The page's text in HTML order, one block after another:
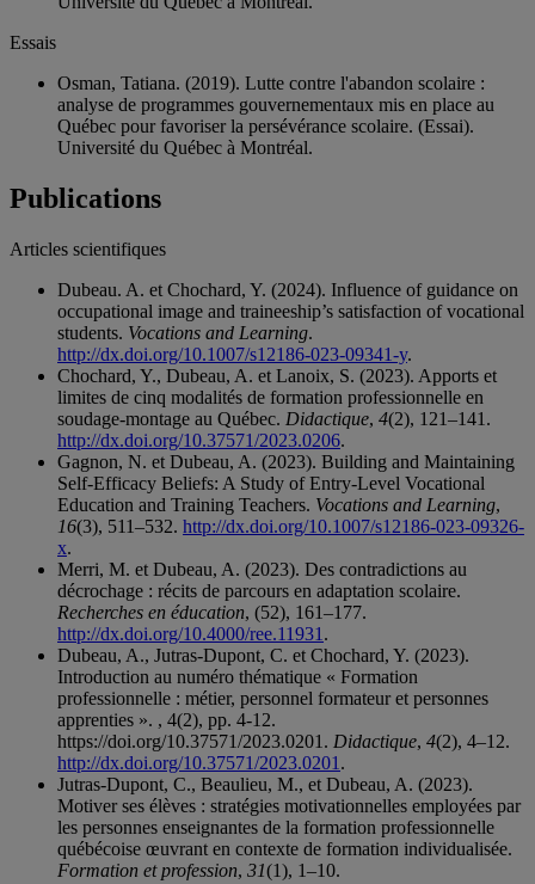
Essais
Osman, Tatiana. (2019). Lutte contre l'abandon scolaire :
analyse de programmes gouvernementaux mis en place au
Québec pour favoriser la persévérance scolaire. (Essai).
Université du Québec à Montréal.
Publications
Articles scientifiques
Dubeau. A. et Chochard, Y. (2024). Influence of guidance on
occupational image and traineeship’s satisfaction of vocational
students. Vocations and Learning.
http://dx.doi.org/10.1007/s12186-023-09341-y.
Chochard, Y., Dubeau, A. et Lanoix, S. (2023). Apports et
limites de cinq modalités de formation professionnelle en
soudage-montage au Québec. Didactique, 4(2), 121–141.
http://dx.doi.org/10.37571/2023.0206.
Gagnon, N. et Dubeau, A. (2023). Building and Maintaining
Self-Efficacy Beliefs: A Study of Entry-Level Vocational
Education and Training Teachers. Vocations and Learning,
16(3), 511–532. http://dx.doi.org/10.1007/s12186-023-09326-
x.
Merri, M. et Dubeau, A. (2023). Des contradictions au
décrochage : récits de parcours en adaptation scolaire.
Recherches en éducation, (52), 161–177.
http://dx.doi.org/10.4000/ree.11931 .
Dubeau, A., Jutras-Dupont, C. et Chochard, Y. (2023).
Introduction au numéro thématique « Formation
professionnelle : métier, personnel formateur et personnes
apprenties ». , 4(2), pp. 4-12.
https://doi.org/10.37571/2023.0201. Didactique, 4(2), 4–12.
http://dx.doi.org/10.37571/2023.0201 .
Jutras-Dupont, C., Beaulieu, M., et Dubeau, A. (2023).
Motiver ses élèves : stratégies motivationnelles employées par
les personnes enseignantes de la formation professionnelle
québécoise œuvrant en contexte de formation individualisée.
Formation et profession, 31(1), 1–10.